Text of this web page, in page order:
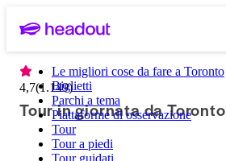
Le migliori cose da fare a Toronto
Biglietti
Parchi a tema
Piattaforme di osservazione
Tour
Tour a piedi
Tour guidati
4,7(1.149)
Tour in giornata da Toronto